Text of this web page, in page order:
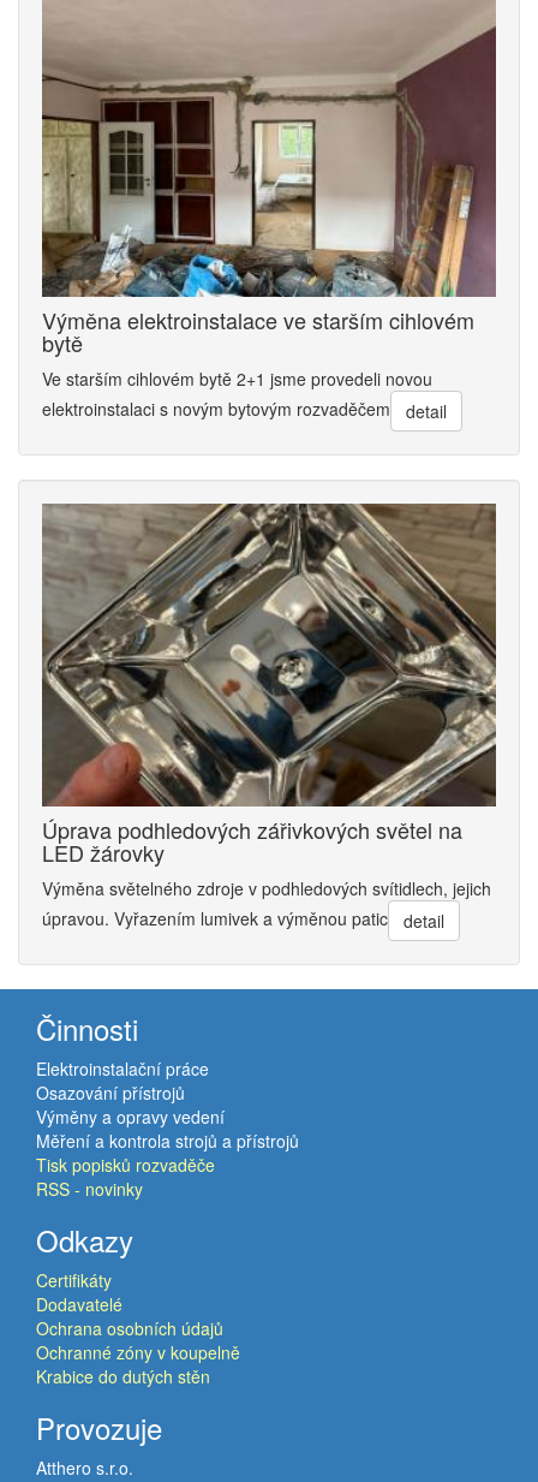
Výměna elektroinstalace ve starším cihlovém
bytě
Ve starším cihlovém bytě 2+1 jsme provedeli novou
elektroinstalaci s novým bytovým rozvaděčem
detail
Úprava podhledových zářivkových světel na
LED žárovky
Výměna světelného zdroje v podhledových svítidlech, jejich
úpravou. Vyřazením lumivek a výměnou patic
detail
Činnosti
Elektroinstalační práce
Osazování přístrojů
Výměny a opravy vedení
Měření a kontrola strojů a přístrojů
Tisk popisků rozvaděče
RSS - novinky
Odkazy
Certifikáty
Dodavatelé
Ochrana osobních údajů
Ochranné zóny v koupelně
Krabice do dutých stěn
Provozuje
Atthero s.r.o.